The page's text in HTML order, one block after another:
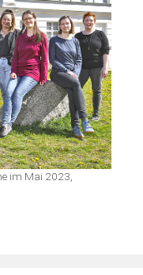
im Mai 2023,